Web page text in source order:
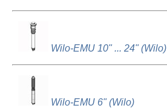
Wilo-EMU 10" ... 24" (Wilo)
Wilo-EMU 6" (Wilo)